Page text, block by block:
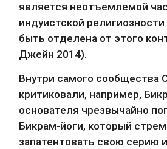
является неотъемлемой
индуистской
быть отделена от этого
Джейн 2014).
Внутри самого сообщества
критиковали, например,
основателя чрезвычайно
Бикрам-йоги, который
запатентовать свою серию